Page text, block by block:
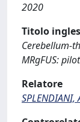
2020
Titolo
Cerebellum-
MRgFUS:
Relatore
SPLENDIANI,